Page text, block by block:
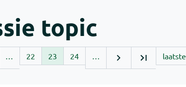
topic
… 22 23 24 … laatste